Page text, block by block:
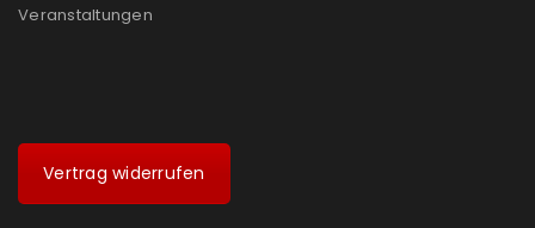
Veranstaltungen
Vertrag widerrufen